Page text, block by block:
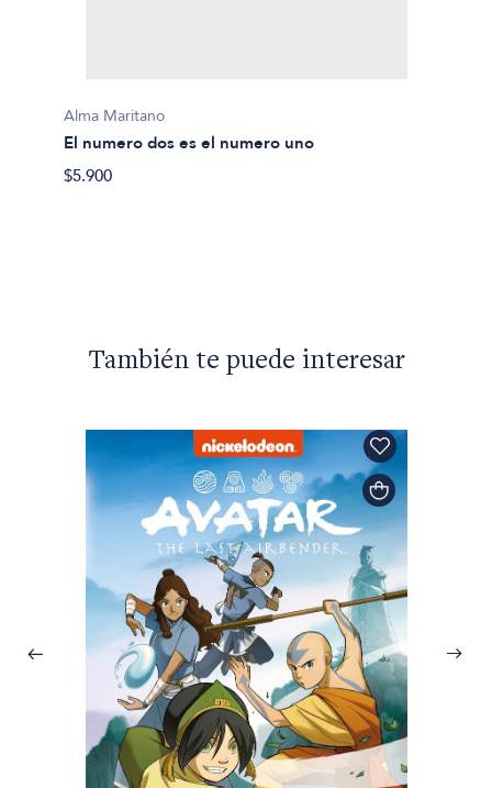
Alma Maritano
El numero dos es el numero uno
$5.900
También te puede interesar